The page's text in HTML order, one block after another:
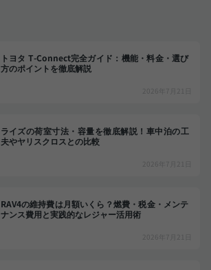
トヨタ T-Connect完全ガイド：機能・料金・選び
方のポイントを徹底解説
2026年7月21日
ライズの荷室寸法・容量を徹底解説！車中泊の工
夫やヤリスクロスとの比較
2026年7月21日
RAV4の維持費は月額いくら？燃費・税金・メンテ
ナンス費用と実践的なレジャー活用術
2026年7月21日